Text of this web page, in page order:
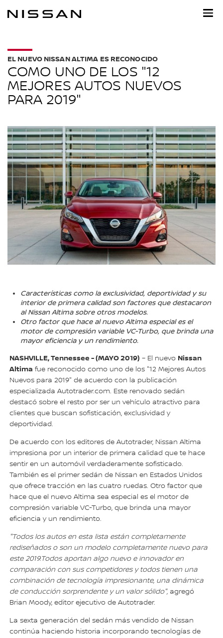
COMO UNO DE LOS "12
MEJORES AUTOS NUEVOS
PARA 2019"
EL NUEVO NISSAN ALTIMA ES RECONOCIDO
Características como la exclusividad, deportividad y su
interior de primera calidad son factores que destacaron
al Nissan Altima sobre otros modelos.
Otro factor que hace al nuevo Altima especial es el
motor de compresión variable VC-Turbo, que brinda una
mayor eficiencia y un rendimiento.
NASHVILLE, Tennessee - (MAYO 2019) – El nuevo Nissan
Altima fue reconocido como uno de los "12 Mejores Autos
Nuevos para 2019" de acuerdo con la publicación
especializada Autotrader.com. Este renovado sedán
destacó sobre el resto por ser un vehículo atractivo para
clientes que buscan sofisticación, exclusividad y
deportividad.
De acuerdo con los editores de Autotrader, Nissan Altima
impresiona por un interior de primera calidad que te hace
sentir en un automóvil verdaderamente sofisticado.
También es el primer sedán de Nissan en Estados Unidos
que ofrece tracción en las cuatro ruedas. Otro factor que
hace que el nuevo Altima sea especial es el motor de
compresión variable VC-Turbo, que brinda una mayor
eficiencia y un rendimiento.
"Todos los autos en esta lista están completamente
rediseñados o son un modelo completamente nuevo para
este 2019.Todos aportan algo nuevo e innovador en
comparación con sus competidores y todos tienen una
combinación de tecnología impresionante, una dinámica
de conducción sorprendente y un valor sólido", agregó
Brian Moody, editor ejecutivo de Autotrader.
La sexta generación del sedán más vendido de Nissan
continúa haciendo historia incorporando tecnologías de